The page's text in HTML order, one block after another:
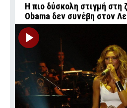
Η πιο δύσκολη στιγμή στη
Obama δεν συνέβη στον